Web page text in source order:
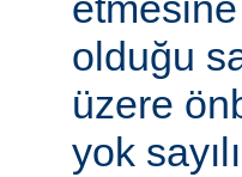
olduğu
üzere
yok